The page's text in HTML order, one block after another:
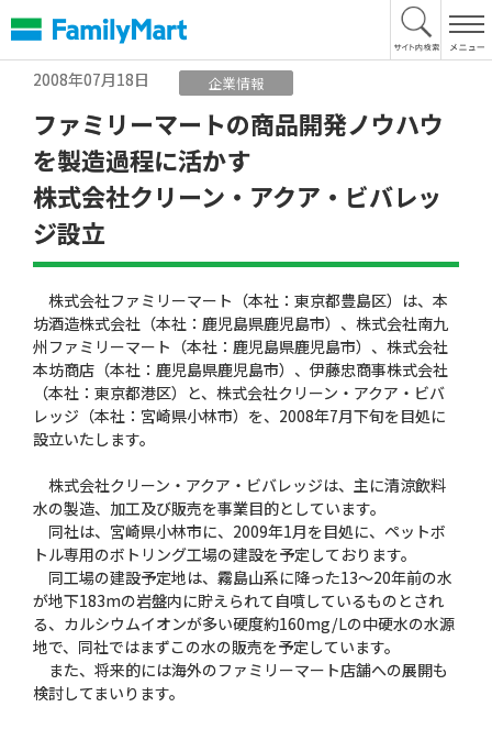
文
へ
2008年07月18日
企業情報
ファミリーマートの商品開発ノウハウ
を製造過程に活かす
株式会社クリーン・アクア・ビバレッ
ジ設立
株式会社ファミリーマート（本社：東京都豊島区）は、本
坊酒造株式会社（本社：鹿児島県鹿児島市）、株式会社南九
州ファミリーマート（本社：鹿児島県鹿児島市）、株式会社
本坊商店（本社：鹿児島県鹿児島市）、伊藤忠商事株式会社
（本社：東京都港区）と、株式会社クリーン・アクア・ビバ
レッジ（本社：宮崎県小林市）を、2008年7月下旬を目処に
設立いたします。
株式会社クリーン・アクア・ビバレッジは、主に清涼飲料
水の製造、加工及び販売を事業目的としています。
同社は、宮崎県小林市に、2009年1月を目処に、ペットボ
トル専用のボトリング工場の建設を予定しております。
同工場の建設予定地は、霧島山系に降った13〜20年前の水
が地下183mの岩盤内に貯えられて自噴しているものとされ
る、カルシウムイオンが多い硬度約160mg/Lの中硬水の水源
地で、同社ではまずこの水の販売を予定しています。
また、将来的には海外のファミリーマート店舗への展開も
検討してまいります。